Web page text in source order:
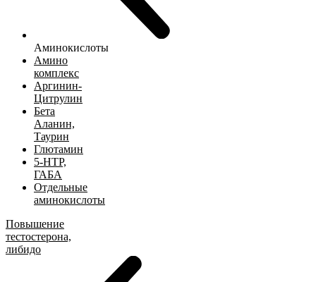
Аминокислоты
Амино
комплекс
Аргинин-
Цитрулин
Бета
Аланин,
Таурин
Глютамин
5-HTP,
ГАБА
Отдельные
аминокислоты
Повышение
тестостерона,
либидо